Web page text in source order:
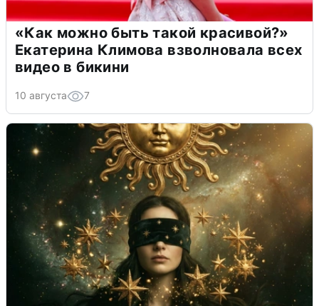
«Как можно быть такой красивой?»
Екатерина Климова взволновала всех
видео в бикини
10 августа 7